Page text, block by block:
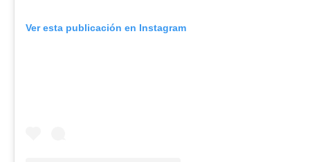
Ver esta publicación en Instagram